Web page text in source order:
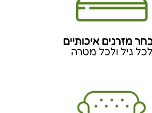
האתר נבנה ע"י קידום פלוס - בניית אתרים וקידום אתרים​